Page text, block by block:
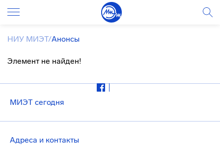
НИУ МИЭТ/Анонсы
Элемент не найден!
МИЭТ сегодня
Адреса и контакты